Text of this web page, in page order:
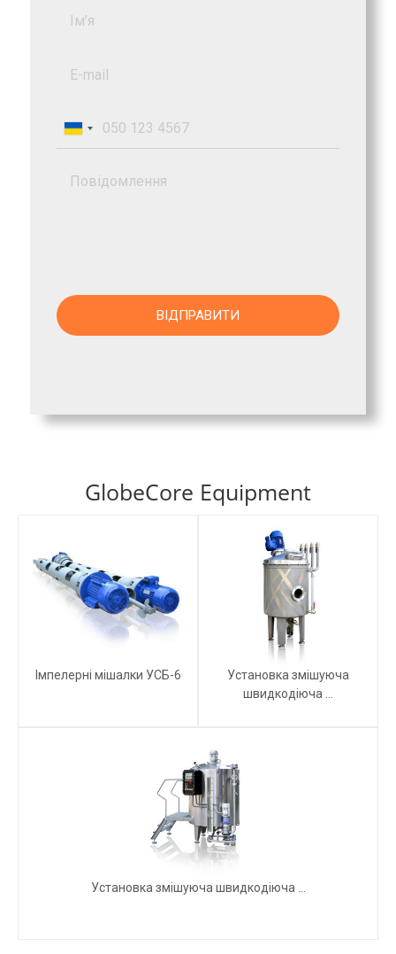
GlobeCore Equipment
Імпелерні мішалки УСБ-6
Установка змішуюча
швидкодіюча ...
Установка змішуюча швидкодіюча ...